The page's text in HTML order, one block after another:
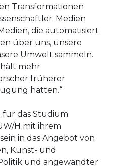
Transformationen
Medien
die automatisiert
über uns, unsere
Umwelt sammeln.
mehr
früherer
hatten.“
für das Studium
H mit ihrem
in das Angebot von
Kunst- und
und angewandter